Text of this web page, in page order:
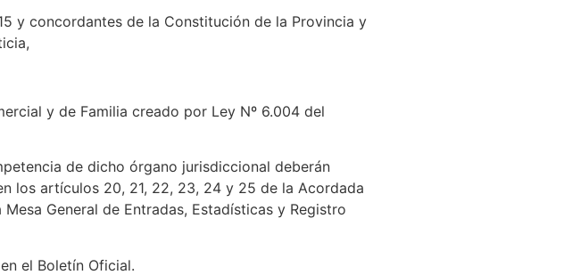
y concordantes de la Constitución de la Provincia y
y de Familia creado por Ley Nº 6.004 del
de dicho órgano jurisdiccional deberán
los artículos 20, 21, 22, 23, 24 y 25 de la Acordada
General de Entradas, Estadísticas y Registro
el Boletín Oficial.